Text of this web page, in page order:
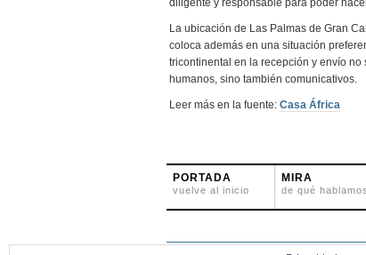
diligente y responsable para poder
La ubicación de Las Palmas de Gran
coloca además en una situación
tricontinental en la recepción y envío
humanos, sino también comunicativos.
Leer más en la fuente: Casa África
PORTADA
vuelve al inicio
MIRA
de qué hablamos